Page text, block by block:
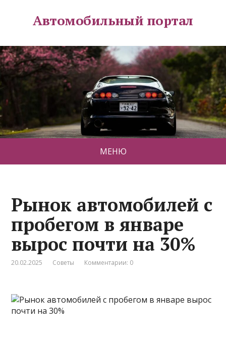
Автомобильный портал
МЕНЮ
Рынок автомобилей с
пробегом в январе
вырос почти на 30%
20.02.2025 Советы Комментарии: 0